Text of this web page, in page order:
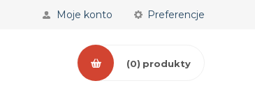
Preferencje
Moje konto
(0) produkty